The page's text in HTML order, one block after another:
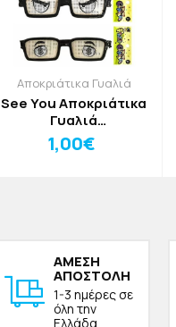
Αποκριάτικα Γυαλιά
See You Αποκριάτικα
Γυαλιά
Στεναχωρημένος
1,00€
ΑΜΕΣΗ
ΑΠΟΣΤΟΛΗ
1-3 ημέρες σε
όλη την
Ελλάδα